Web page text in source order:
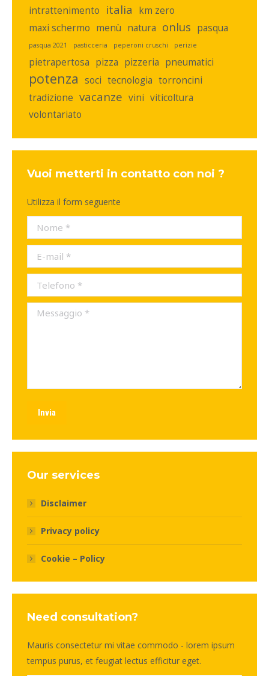
intrattenimento italia km zero
maxi schermo menù natura onlus pasqua
pasqua 2021 pasticceria peperoni cruschi perizie
pietrapertosa pizza pizzeria pneumatici
potenza soci tecnologia torroncini
tradizione vacanze vini viticoltura
volontariato
Vuoi metterti in contatto con noi ?
Utilizza il form seguente
Nome *
E-mail *
Telefono *
Messaggio *
Invia
Our services
Disclaimer
Privacy policy
Cookie – Policy
Need consultation?
Mauris consectetur mi vitae commodo - lorem ipsum
tempus purus, et feugiat lectus efficitur eget.